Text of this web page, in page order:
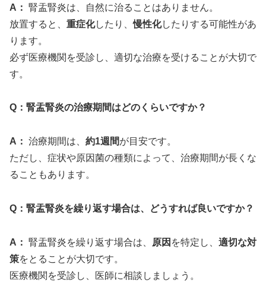
A： 腎盂腎炎は、自然に治ることはありません。
放置すると、 重症化したり、慢性化したりする可能性があ
ります。
必ず医療機関を受診し、適切な治療を受けることが大切で
す。
Q：腎盂腎炎の治療期間はどのくらいですか？
A： 治療期間は、 約1週間が目安です。
ただし、症状や原因菌の種類によって、治療期間が長くな
ることもあります。
Q：腎盂腎炎を繰り返す場合は、どうすれば良いですか？
A： 腎盂腎炎を繰り返す場合は、 原因 を特定し、 適切な対
策をとることが大切です。
医療機関を受診し、医師に相談しましょう。